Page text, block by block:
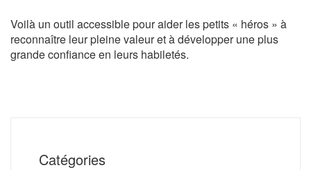
Voilà un outil accessible pour aider les petits « héros » à
reconnaître leur pleine valeur et à développer une plus
grande confiance en leurs habiletés.
Catégories